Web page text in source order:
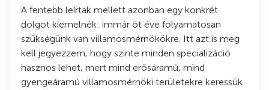
A fentebb leírtak mellett azonban egy konkrét
dolgot kiemelnék: immár öt éve folyamatosan
szükségünk van villamosmérnökökre. Itt azt is meg
kell jegyezzem, hogy szinte minden specializáció
hasznos lehet, mert mind erősáramú, mind
gyengeáramú villamosmérnöki területekre keressük